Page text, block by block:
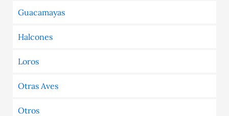
Guacamayas
Halcones
Loros
Otras Aves
Otros